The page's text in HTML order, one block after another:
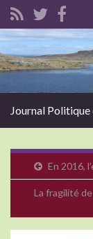
Journal
En 2016,
La fragilité